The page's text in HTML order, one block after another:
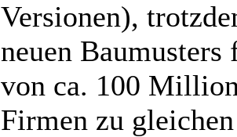
Versionen),
neuen
von ca. 100
Firmen zu